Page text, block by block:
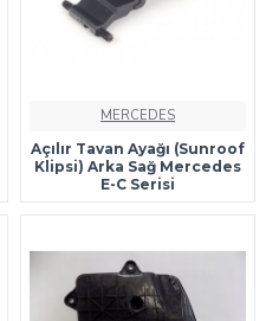
MERCEDES
Açılır Tavan Ayağı (Sunroof
Klipsi) Arka Sağ Mercedes
E-C Serisi